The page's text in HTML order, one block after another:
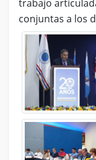
trabajo
conjuntas a los